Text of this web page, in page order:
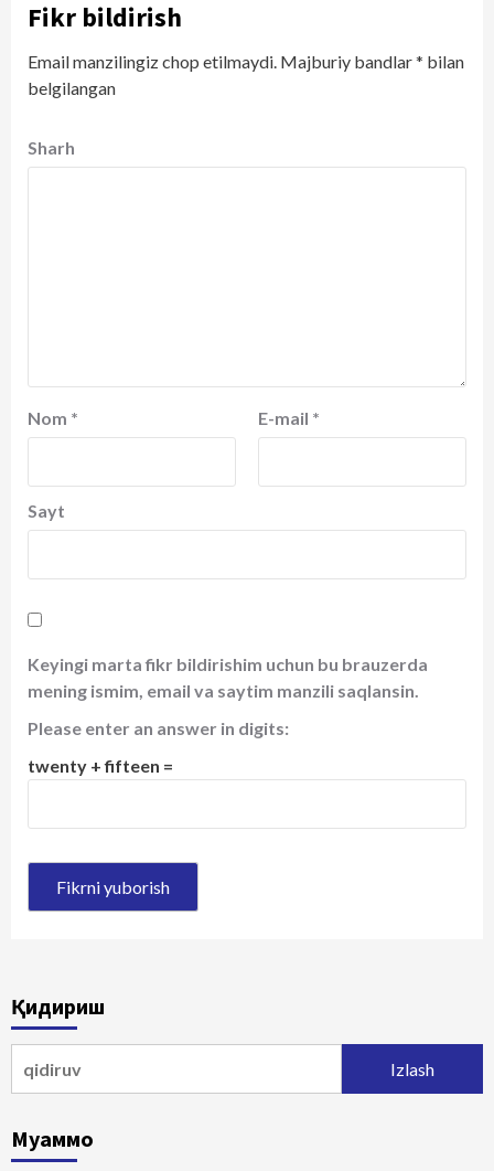
Fikr bildirish
Email manzilingiz chop etilmaydi. Majburiy bandlar* bilan
belgilangan
Sharh
Nom * E-mail *
Sayt
Keyingi marta fikr bildirishim uchun bu brauzerda
mening ismim, email va saytim manzili saqlansin.
Please enter an answer in digits:
twenty + fifteen =
Қидириш
Муаммо